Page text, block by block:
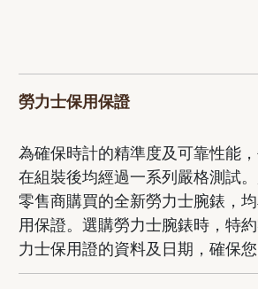
勞力士保用保證
為確保時計的精準度及可靠性能
在組裝後均經過一系列嚴格測試
零售商購買的全新勞力士腕錶，
用保證。選購勞力士腕錶時，特
力士保用證的資料及日期，確保您